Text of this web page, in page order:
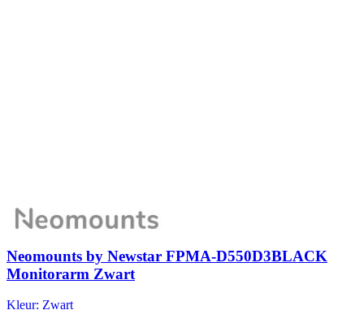
Neomounts by Newstar FPMA-D550D3BLACK
Monitorarm Zwart
Kleur: Zwart